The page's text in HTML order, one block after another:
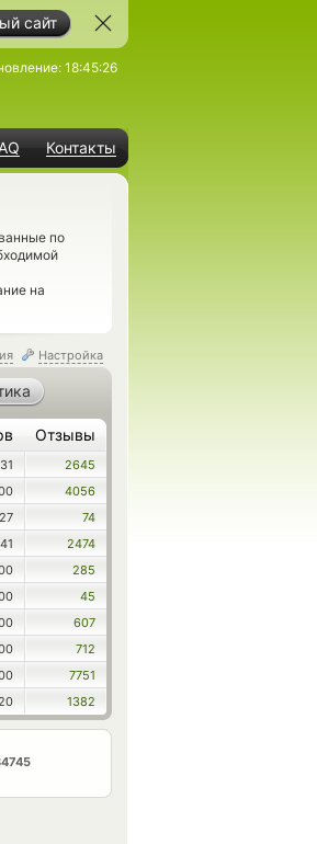
сайт
Контакты
18:45:26
по
на
Настройка
Отзывы
2645
4056
74
2474
285
45
607
712
7751
1382